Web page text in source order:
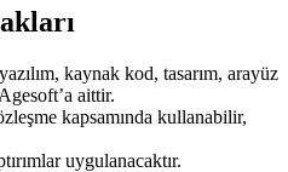
kaynak kod, tasarım, arayüz
aittir.
kapsamında kullanabilir,
uygulanacaktır.